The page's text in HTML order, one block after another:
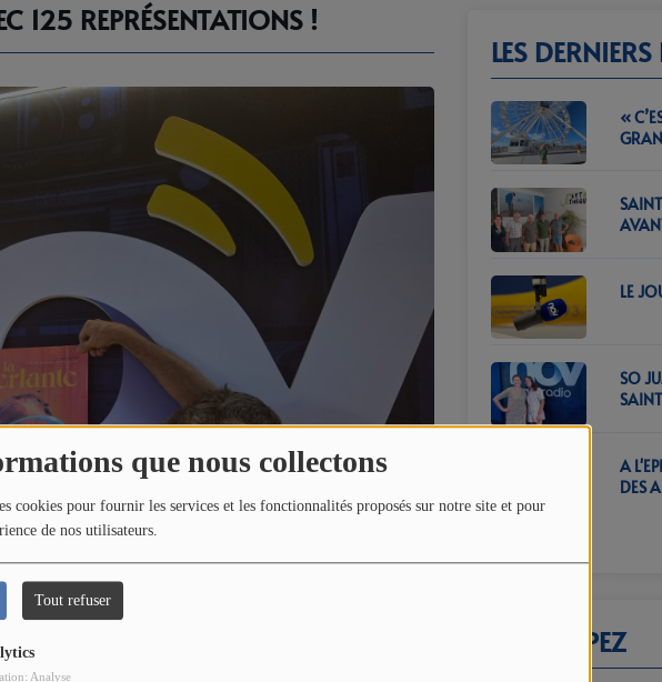
que nous collectons
cookies pour fournir les services et les fonctionnalités proposés sur notre site et pour
de nos utilisateurs.
Tout refuser
Analyse
125 REPRÉSENTATIONS !
LES
«
LE
SO
A
DES
PARTICIPEZ